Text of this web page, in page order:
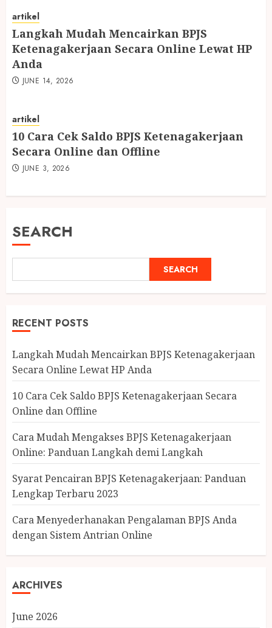
artikel
Langkah Mudah Mencairkan BPJS
Ketenagakerjaan Secara Online Lewat HP
Anda
JUNE 14, 2026
artikel
10 Cara Cek Saldo BPJS Ketenagakerjaan
Secara Online dan Offline
JUNE 3, 2026
SEARCH
SEARCH
RECENT POSTS
Langkah Mudah Mencairkan BPJS Ketenagakerjaan
Secara Online Lewat HP Anda
10 Cara Cek Saldo BPJS Ketenagakerjaan Secara
Online dan Offline
Cara Mudah Mengakses BPJS Ketenagakerjaan
Online: Panduan Langkah demi Langkah
Syarat Pencairan BPJS Ketenagakerjaan: Panduan
Lengkap Terbaru 2023
Cara Menyederhanakan Pengalaman BPJS Anda
dengan Sistem Antrian Online
ARCHIVES
June 2026